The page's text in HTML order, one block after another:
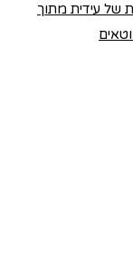
של עידית מתוך